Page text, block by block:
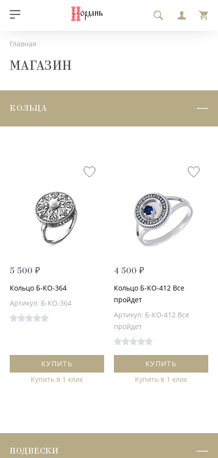
Главная
МАГАЗИН
КОЛЬЦА
5 500 ₽
Кольцо Б-КО-364
Артикул: Б-КО-364
КУПИТЬ
Купить в 1 клик
4 500 ₽
Кольцо Б-КО-412 Все
пройдет
Артикул: Б-КО-412 Все
пройдет
КУПИТЬ
Купить в 1 клик
ПОДВЕСКИ